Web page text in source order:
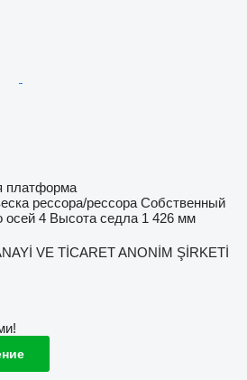
платформа
рессора/рессора Собственный
осей 4 Высота седла 1 426 мм
VE TİCARET ANONİM ŞİRKETİ